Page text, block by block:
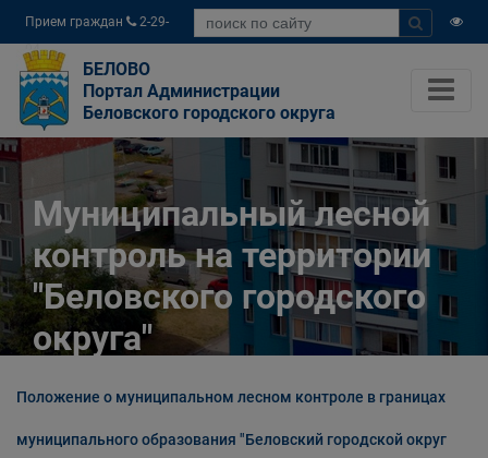
Прием граждан
2-29-
04
БЕЛОВО
Портал Администрации
Беловского городского округа
Муниципальный лесной
контроль на территории
"Беловского городского
округа"
Главная
Официально
Муниципальный лесной контроль на
Положение о муниципальном лесном контроле в границах
муниципального образования "Беловский городской округ